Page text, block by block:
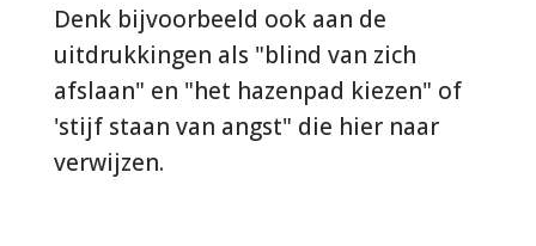
Denk bijvoorbeeld ook aan de
uitdrukkingen als "blind van zich
afslaan" en "het hazenpad kiezen" of
'stijf staan van angst" die hier naar
verwijzen.